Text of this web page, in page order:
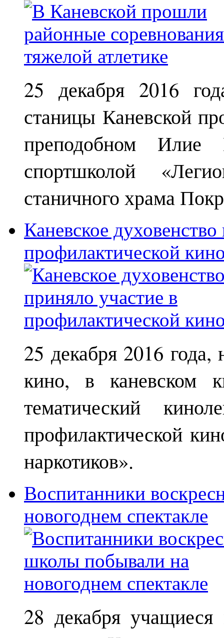
25 декабря 2016
станицы Каневской
преподобном Илие
спортшколой
станичного храма
Каневское
профилактической
25 декабря 2016
кино, в каневском
тематический
профилактической
наркотиков».
Воспитанники
новогоднем спектакле
28 декабря